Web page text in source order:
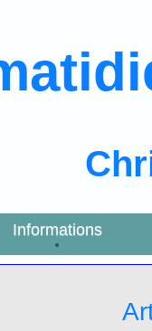
Informations